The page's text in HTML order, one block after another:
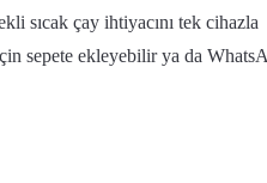
sıcak çay ihtiyacını tek cihazla
sepete ekleyebilir ya da